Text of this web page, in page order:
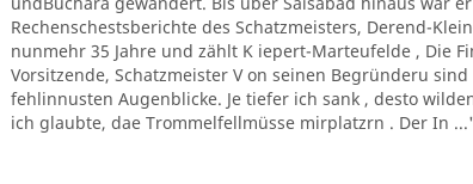
Rechenschestsberichte des Schatzmeisters, Derend-
nunmehr 35 Jahre und zählt K iepert-Marteufelde , Die
Vorsitzende, Schatzmeister V on seinen Begründeru
fehlinnusten Augenblicke. Je tiefer ich sank , desto
ich glaubte, dae Trommelfellmüsse mirplatzrn . Der In